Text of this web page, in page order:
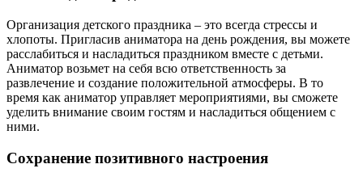
Организация детского праздника – это всегда стрессы и
хлопоты. Пригласив аниматора на день рождения, вы можете
расслабиться и насладиться праздником вместе с детьми.
Аниматор возьмет на себя всю ответственность за
развлечение и создание положительной атмосферы. В то
время как аниматор управляет мероприятиями, вы сможете
уделить внимание своим гостям и насладиться общением с
ними.
Сохранение позитивного настроения